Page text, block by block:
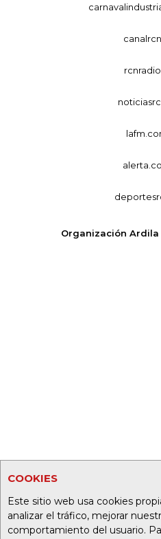
COOKIES
Este sitio web usa cookies
analizar el tráfico, mejorar
comportamiento del usuario.
Organización